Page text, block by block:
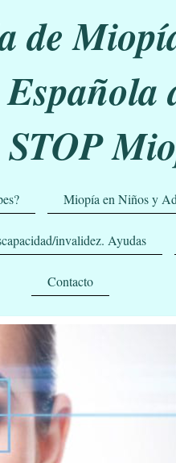
de
Miopía en Niños y
invalidez. Ayudas
Contacto